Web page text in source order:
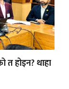
त होइन? थाहा